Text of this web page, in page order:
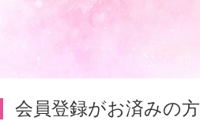
会員登録がお済みの方